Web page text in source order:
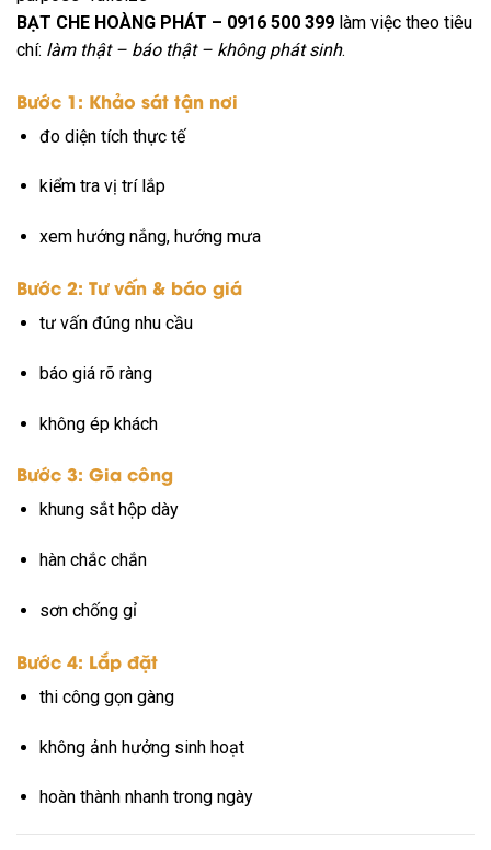
BẠT CHE HOÀNG PHÁT – 0916 500 399 làm việc theo tiêu
chí: làm thật – báo thật – không phát sinh.
Bước 1: Khảo sát tận nơi
đo diện tích thực tế
kiểm tra vị trí lắp
xem hướng nắng, hướng mưa
Bước 2: Tư vấn & báo giá
tư vấn đúng nhu cầu
báo giá rõ ràng
không ép khách
Bước 3: Gia công
khung sắt hộp dày
hàn chắc chắn
sơn chống gỉ
Bước 4: Lắp đặt
thi công gọn gàng
không ảnh hưởng sinh hoạt
hoàn thành nhanh trong ngày